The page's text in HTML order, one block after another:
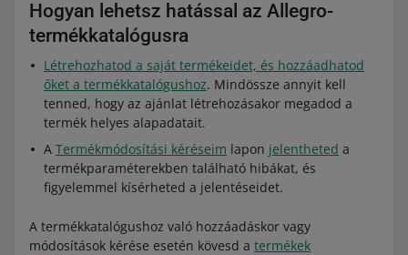
Hogyan lehetsz hatással az Allegro-
termékkatalógusra
Létrehozhatod a saját termékeidet, és hozzáadhatod
őket a termékkatalógushoz. Mindössze annyit kell
tenned, hogy az ajánlat létrehozásakor megadod a
termék helyes alapadatait.
A Termékmódosítási kéréseim lapon jelentheted a
termékparaméterekben található hibákat, és
figyelemmel kísérheted a jelentéseidet.
A termékkatalógushoz való hozzáadáskor vagy
módosítások kérése esetén kövesd a termékek